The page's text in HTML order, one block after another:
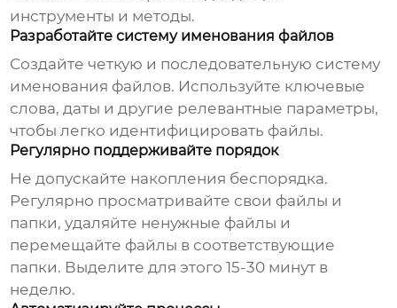
инструменты и методы.
Разработайте систему именования файлов
Создайте четкую и последовательную систему
именования файлов. Используйте ключевые
слова, даты и другие релевантные параметры,
чтобы легко идентифицировать файлы.
Регулярно поддерживайте порядок
Не допускайте накопления беспорядка.
Регулярно просматривайте свои файлы и
папки, удаляйте ненужные файлы и
перемещайте файлы в соответствующие
папки. Выделите для этого 15-30 минут в
неделю.